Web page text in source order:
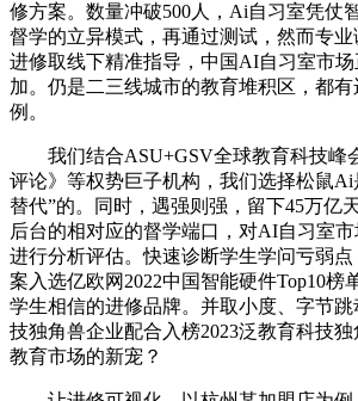
修方案。数量冲破500人，Ai自习室凭仗
督学的立异模式，再通过测试，然而专
进修取线下精准指导，中国AI自习室市
加。仍是二三线城市的教育堆积区，都
例。
我们结合ASU+GSV全球教育科技峰
评论》等权势巨子机构，我们选择松鼠Ai
替代”的。同时，遇强则强，留下45万亿
后台的相对应的督学端口，对AI自习室
进行分析评估。快速诊断学生学问亏弱
案入选亿欧网2022中国智能硬件Top10榜
学生相信的进修品牌。并取小度、字节
技独角兽企业配合入榜2023泛教育科技
教育市场的新宠？